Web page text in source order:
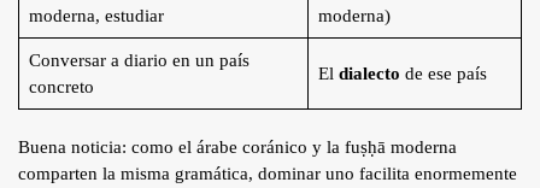
moderna, estudiar
moderna)
Conversar a diario en un país
concreto
El dialecto de ese país
Buena noticia: como el árabe coránico y la fuṣḥā moderna
comparten la misma gramática, dominar uno facilita enormemente